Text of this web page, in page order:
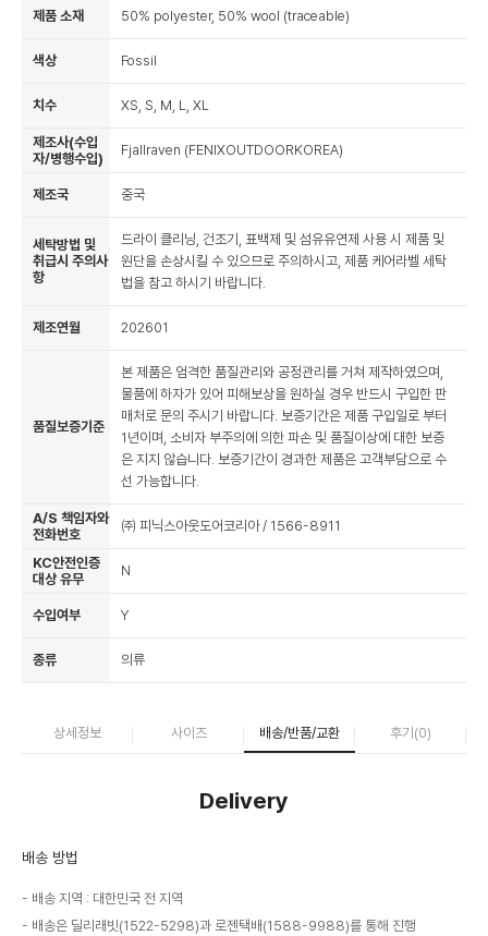
제품 소재 50% polyester, 50% wool (traceable)
색상 Fossil
치수 XS, S, M, L, XL
제조사(수입
자/병행수입)
Fjallraven (FENIXOUTDOORKOREA)
제조국 중국
세탁방법 및
취급시 주의사
항
드라이 클리닝, 건조기, 표백제 및 섬유유연제 사용 시 제품 및
원단을 손상시킬 수 있으므로 주의하시고, 제품 케어라벨 세탁
법을 참고 하시기 바랍니다.
제조연월 202601
품질보증기준
본 제품은 엄격한 품질관리와 공정관리를 거쳐 제작하였으며,
물품에 하자가 있어 피해보상을 원하실 경우 반드시 구입한 판
매처로 문의 주시기 바랍니다. 보증기간은 제품 구입일로 부터
1년이며, 소비자 부주의에 의한 파손 및 품질이상에 대한 보증
은 지지 않습니다. 보증기간이 경과한 제품은 고객부담으로 수
선 가능합니다.
A/S 책임자와
전화번호
㈜ 피닉스아웃도어코리아 / 1566-8911
KC안전인증
대상 유무
N
수입여부 Y
종류 의류
상세정보 사이즈 배송/반품/교환 후기(0)
Delivery
배송 방법
배송 지역 : 대한민국 전 지역
배송은 딜리래빗(1522-5298)과 로젠택배(1588-9988)를 통해 진행